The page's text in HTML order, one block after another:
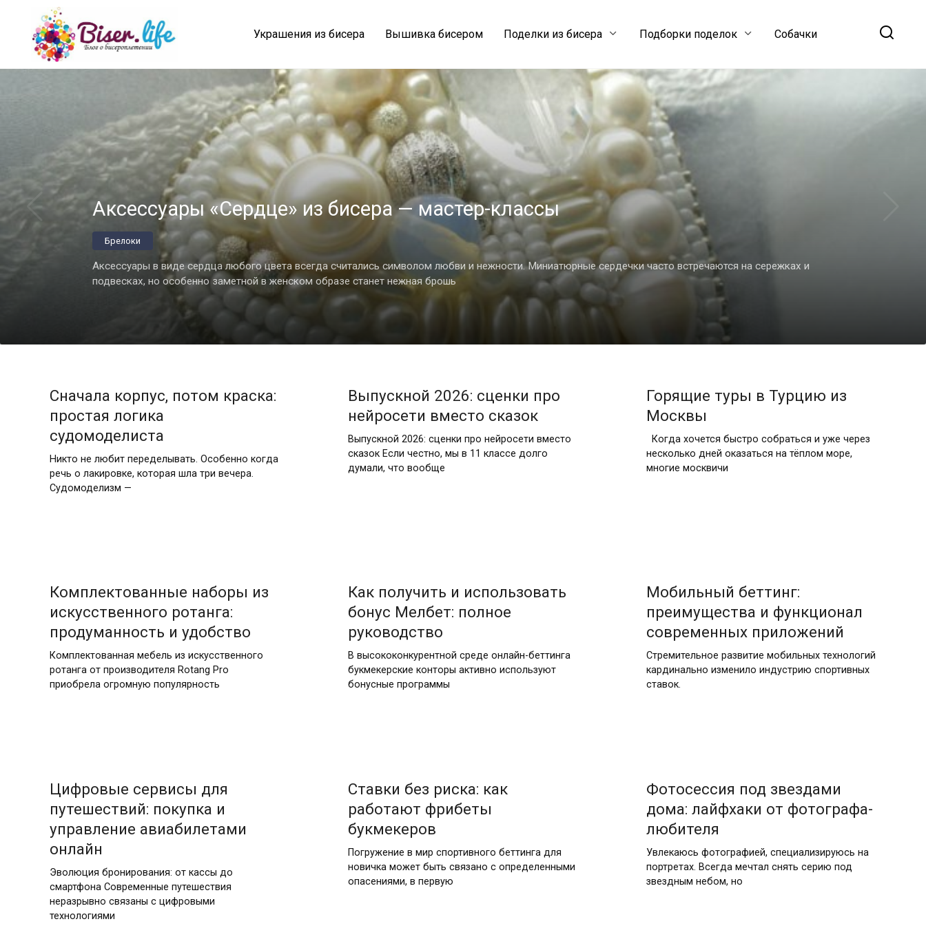
контенту
Украшения из бисера Вышивка бисером Поделки из бисера Подборки поделок Собачки
Аксессуары «Сердце» из бисера — мастер-классы
Брелоки
Аксессуары в виде сердца любого цвета всегда считались символом любви и нежности. Миниатюрные сердечки часто встречаются на сережках и
подвесках, но особенно заметной в женском образе станет нежная брошь
Сначала корпус, потом краска:
простая логика
судомоделиста
Никто не любит переделывать. Особенно когда
речь о лакировке, которая шла три вечера.
Судомоделизм —
Выпускной 2026: сценки про
нейросети вместо сказок
Выпускной 2026: сценки про нейросети вместо
сказок Если честно, мы в 11 классе долго
думали, что вообще
Горящие туры в Турцию из
Москвы
Когда хочется быстро собраться и уже через
несколько дней оказаться на тёплом море,
многие москвичи
Комплектованные наборы из
искусственного ротанга:
продуманность и удобство
Комплектованная мебель из искусственного
ротанга от производителя Rotang Pro
приобрела огромную популярность
Как получить и использовать
бонус Мелбет: полное
руководство
В высококонкурентной среде онлайн-беттинга
букмекерские конторы активно используют
бонусные программы
Мобильный беттинг:
преимущества и функционал
современных приложений
Стремительное развитие мобильных технологий
кардинально изменило индустрию спортивных
ставок.
Цифровые сервисы для
путешествий: покупка и
управление авиабилетами
онлайн
Эволюция бронирования: от кассы до
смартфона Современные путешествия
неразрывно связаны с цифровыми
технологиями
Ставки без риска: как
работают фрибеты
букмекеров
Погружение в мир спортивного беттинга для
новичка может быть связано с определенными
опасениями, в первую
Фотосессия под звездами
дома: лайфхаки от фотографа-
любителя
Увлекаюсь фотографией, специализируюсь на
портретах. Всегда мечтал снять серию под
звездным небом, но